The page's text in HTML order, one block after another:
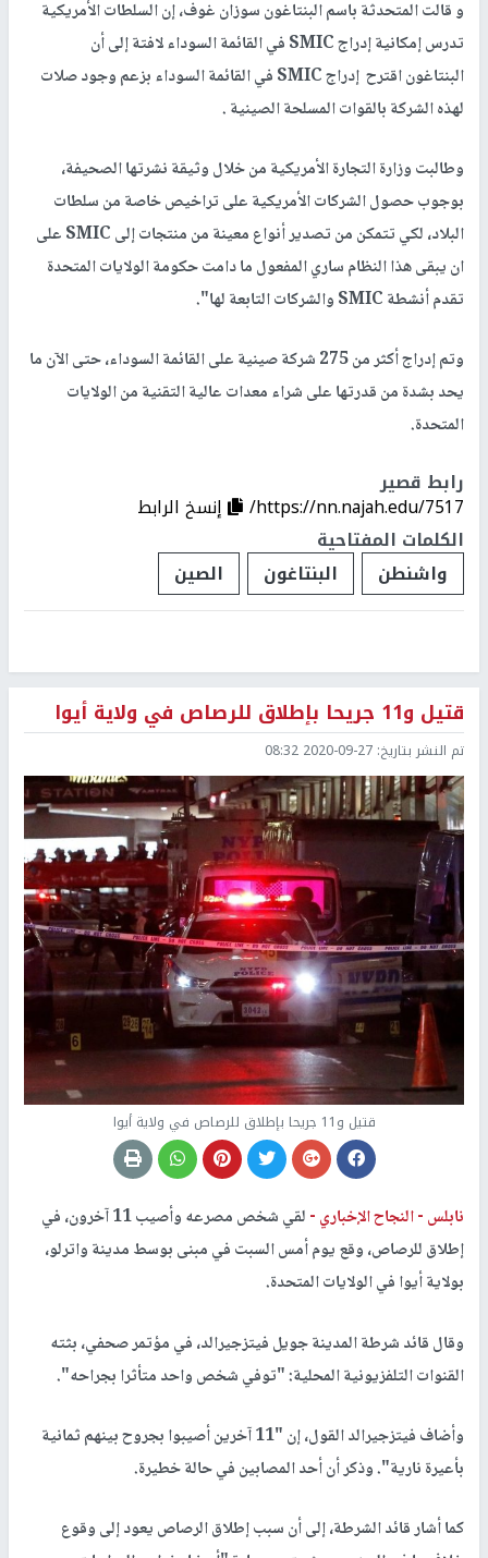
و قالت المتحدثة باسم البنتاغون سوزان غوف، إن السلطات الأمريكية
تدرس إمكانية إدراج SMIC في القائمة السوداء لافتة إلى أن
البنتاغون اقترح إدراج SMIC في القائمة السوداء بزعم وجود صلات
لهذه الشركة بالقوات المسلحة الصينية .
وطالبت وزارة التجارة الأمريكية من خلال وثيقة نشرتها الصحيفة،
بوجوب حصول الشركات الأمريكية على تراخيص خاصة من سلطات
البلاد، لكي تتمكن من تصدير أنواع معينة من منتجات إلى SMIC على
ان يبقى هذا النظام ساري المفعول ما دامت حكومة الولايات المتحدة
تقدم أنشطة SMIC والشركات التابعة لها".
وتم إدراج أكثر من 275 شركة صينية على القائمة السوداء، حتى الآن ما
يحد بشدة من قدرتها على شراء معدات عالية التقنية من الولايات
المتحدة.
رابط قصير
https://nn.najah.edu/7517/
إنسخ الرابط
الكلمات المفتاحية
واشنطن
البنتاغون الصين
قتيل و11 جريحا بإطلاق للرصاص في ولاية أيوا
تم النشر بتاريخ: 2020-09-27 08:32
قتيل و11 جريحا بإطلاق للرصاص في ولاية أيوا
نابلس -النجاح الإخباري -
لقي شخص مصرعه وأصيب 11 آخرون، في
إطلاق للرصاص، وقع يوم أمس السبت في مبنى بوسط مدينة واترلو،
بولاية أيوا في الولايات المتحدة.
وقال قائد شرطة المدينة جويل فيتزجيرالد، في مؤتمر صحفي، بثته
القنوات التلفزيونية المحلية: "توفي شخص واحد متأثرا بجراحه".
وأضاف فيتزجيرالد القول، إن "11 آخرين أصيبوا بجروح بينهم ثمانية
بأعيرة نارية". وذكر أن أحد المصابين في حالة خطيرة.
كما أشار قائد الشرطة، إلى أن سبب إطلاق الرصاص يعود إلى وقوع